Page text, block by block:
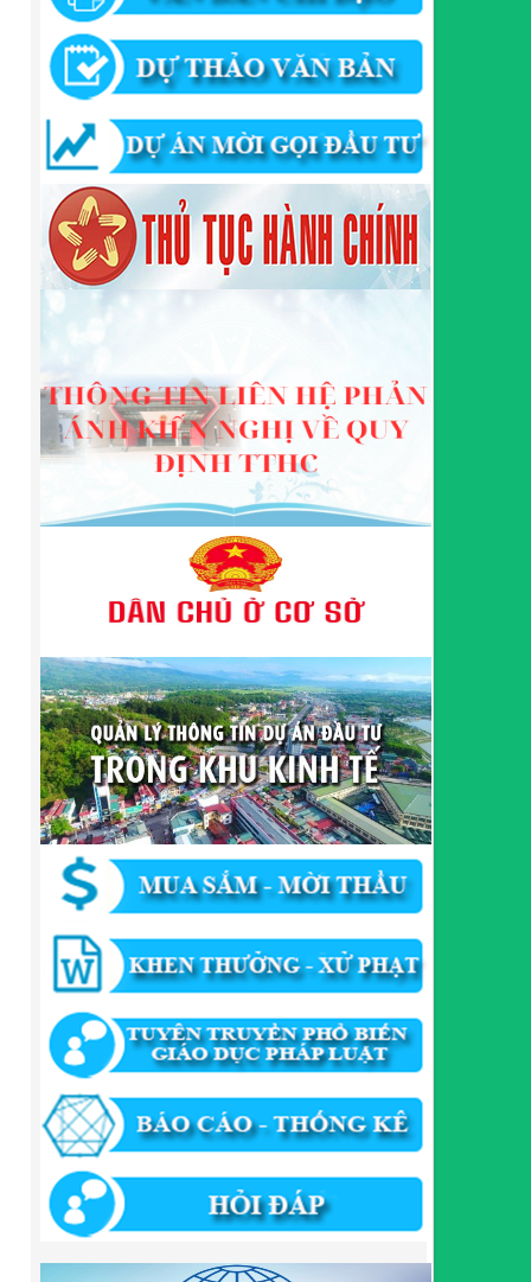
294/QĐ-UBND
QUYẾT ĐỊNH Về việc phê duyệt quy trình nội bộ giải
quyết thủ tục hành chính trong lĩnh vực đầu tư tại
Việt Nam thuộc thẩm quyền giải quyết của Ban
Quản lý Khu kinh tế tỉnh Cao Bằng
Lượt xem:670 | lượt tải:203
292/QĐ-UBND
Quyết định về việc công bố danh mục thủ tục hành
chính mới ban hành trong lĩnh vực khu công nghiệp,
khu kinh tế thuộc thẩm quyền giải quyết của Ban
Quản lý Khu kinh tế tỉnh Cao Bằng
Lượt xem:509 | lượt tải:363
314/QĐ-BQLKKT
toán chi ngân sách năm 2024
Lượt xem:486 | lượt tải:337
225/QĐ-BQLKKT
QUYẾT ĐỊNH Về việc công bố công khai giao dự
toán chi ngân sách năm 2024
Lượt xem:600 | lượt tải:650
Nghị Quyết Quy định mức thu, chế độ thu, nộp,
quản lý và sử dụng Phí sử dụng công trình kết cấu
hạ tầng, công trình dịch vụ, tiện ích công cộng trong
khu vực cửa khẩu trên địa bàn tỉnh Cao Bằng
Lượt xem:309 | lượt tải:108
1787/QĐ-UBND
Quyết Định Công bố danh mục thủ tục hành chính
sửa đổi, bổ sung, bãi bỏ trong lĩnh vực đầu tư theo
phương thức đối tác công tư; đấu thầu lựa chọn nhà
đầu tư thuộc thẩm quyền giải quyết của Sở Tài
chính, Ban Quản lý Khu kinh tế tỉnh, UBND cấp xã
tỉnh CB
Lượt xem:301 | lượt tải:303
182/QĐ-BQLKKT
Quyết Định Công khai điều chỉnh, bổ sung Kế hoạch
vốn đầu tư công năm 2025
Lượt xem:453 | lượt tải:350
1174/QĐ-UBND
QUYẾT ĐỊNH Về việc công bố danh mục thủ tục HC
được sửa đổi,bổ sung và phê duyệt quy trình nội bộ
giải quyết TTHC trong lĩnh vực hoạt động xây dựng
theo quy định phân quyền,phân cấp,phân định thẩm
quyền thuộc phạm vi giải quyết của Ban QLKKT
Lượt xem:434 | lượt tải:524
346/QĐ-UBND
QUYẾT ĐỊNH Về việc phê duyệt quy trình nội bộ giải